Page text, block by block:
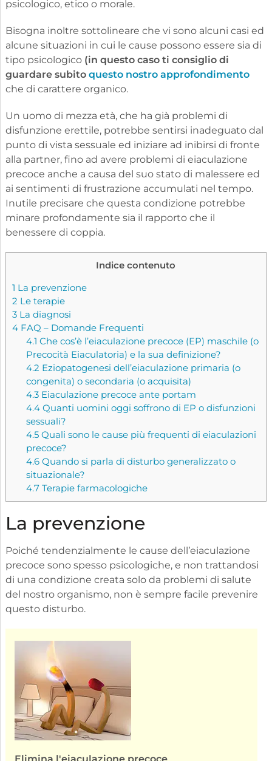
psicologico, etico o morale.
Bisogna inoltre sottolineare che vi sono alcuni casi ed
alcune situazioni in cui le cause possono essere sia di
tipo psicologico (in questo caso ti consiglio di
guardare subito questo nostro approfondimento
che di carattere organico.
Un uomo di mezza età, che ha già problemi di
disfunzione erettile, potrebbe sentirsi inadeguato dal
punto di vista sessuale ed iniziare ad inibirsi di fronte
alla partner, fino ad avere problemi di eiaculazione
precoce anche a causa del suo stato di malessere ed
ai sentimenti di frustrazione accumulati nel tempo.
Inutile precisare che questa condizione potrebbe
minare profondamente sia il rapporto che il
benessere di coppia.
Indice contenuto
1 La prevenzione
2 Le terapie
3La diagnosi
4FAQ – Domande Frequenti
4.1 Che cos’è l’eiaculazione precoce (EP) maschile (o
Precocità Eiaculatoria) e la sua definizione?
4.2 Eziopatogenesi dell’eiaculazione primaria (o
congenita) o secondaria (o acquisita)
4.3Eiaculazione precoce ante portam
4.4Quanti uomini oggi soffrono di EP o disfunzioni
sessuali?
4.5Quali sono le cause più frequenti di eiaculazioni
precoce?
4.6Quando si parla di disturbo generalizzato o
situazionale?
4.7Terapie farmacologiche
La prevenzione
Poiché tendenzialmente le cause dell’eiaculazione
precoce sono spesso psicologiche, e non trattandosi
di una condizione creata solo da problemi di salute
del nostro organismo, non è sempre facile prevenire
questo disturbo.
Elimina l'eiaculazione precoce